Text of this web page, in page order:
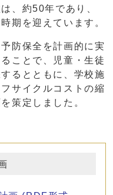
、約50年であり、
期を迎えています。
防保全を計画的に実
ことで、児童・生徒
るとともに、学校施
サイクルコストの縮
策定しました。